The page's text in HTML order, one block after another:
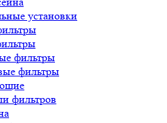
установки
фильтры
фильтры
фильтров